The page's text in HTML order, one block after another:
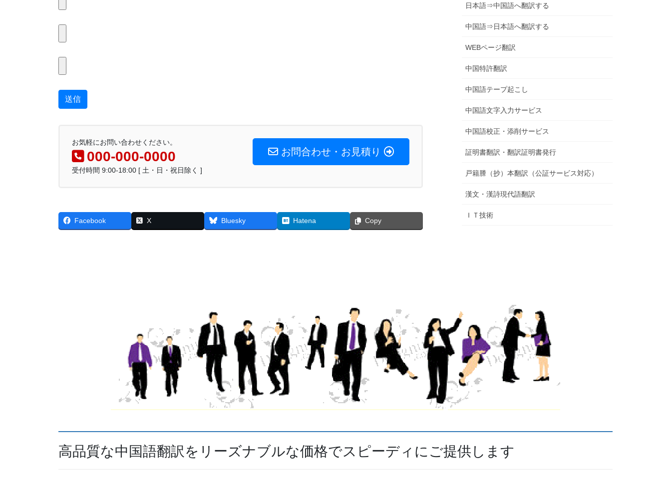
お気軽にお問い合わせください。
000-000-0000
受付時間 9:00-18:00 [ 土・日・祝日除く ]
お問合わせ・お見積り
Facebook X Bluesky Hatena Copy
日本語⇒中国語へ翻訳する
中国語⇒日本語へ翻訳する
WEBページ翻訳
中国特許翻訳
中国語テープ起こし
中国語文字入力サービス
中国語校正・添削サービス
証明書翻訳・翻訳証明書発行
戸籍謄（抄）本翻訳（公証サービス対応）
漢文・漢詩現代語翻訳
ＩＴ技術
高品質な中国語翻訳をリーズナブルな価格でスピーディにご提供します